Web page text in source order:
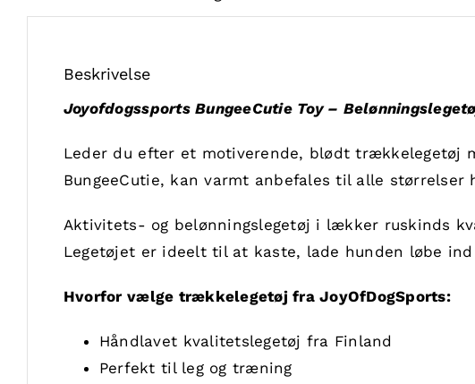
Beskrivelse
Joyofdogssports BungeeCutie Toy –
Leder du efter et motiverende, blødt trækkelegetøj
BungeeCutie, kan varmt anbefales til alle størrelser
Aktivitets- og belønningslegetøj i lækker ruskinds
Legetøjet er ideelt til at kaste, lade hunden løbe
Hvorfor vælge trækkelegetøj fra JoyOfDogSports:
Håndlavet kvalitetslegetøj fra Finland
Perfekt til leg og træning